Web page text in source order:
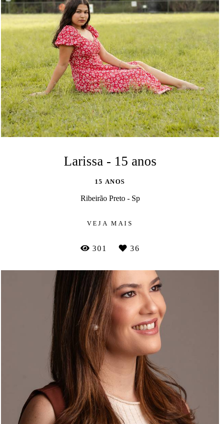
Larissa - 15 anos
15 ANOS
Ribeirão Preto - Sp
VEJA MAIS
301 36